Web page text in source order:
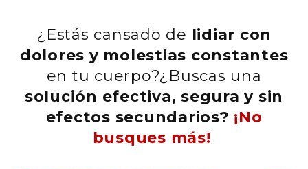
¿Estás cansado de lidiar con
dolores y molestias constantes
en tu cuerpo?¿Buscas una
solución efectiva, segura y sin
efectos secundarios? ¡No
busques más!